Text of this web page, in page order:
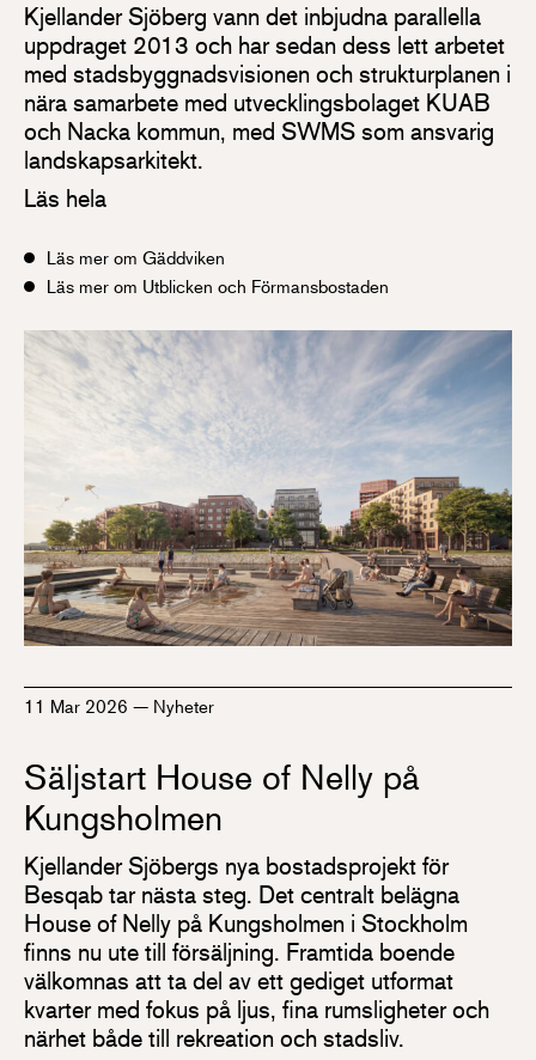
Kjellander Sjöberg vann det inbjudna parallella
uppdraget 2013 och har sedan dess lett arbetet
med stadsbyggnadsvisionen och strukturplanen i
nära samarbete med utvecklingsbolaget KUAB
och Nacka kommun, med SWMS som ansvarig
landskapsarkitekt.
Läs hela
Läs mer om Gäddviken
Läs mer om Utblicken och Förmansbostaden
11 Mar 2026 — Nyheter
Säljstart House of Nelly på
Kungsholmen
Kjellander Sjöbergs nya bostadsprojekt för
Besqab tar nästa steg. Det centralt belägna
House of Nelly på Kungsholmen i Stockholm
finns nu ute till försäljning. Framtida boende
välkomnas att ta del av ett gediget utformat
kvarter med fokus på ljus, fina rumsligheter och
närhet både till rekreation och stadsliv.